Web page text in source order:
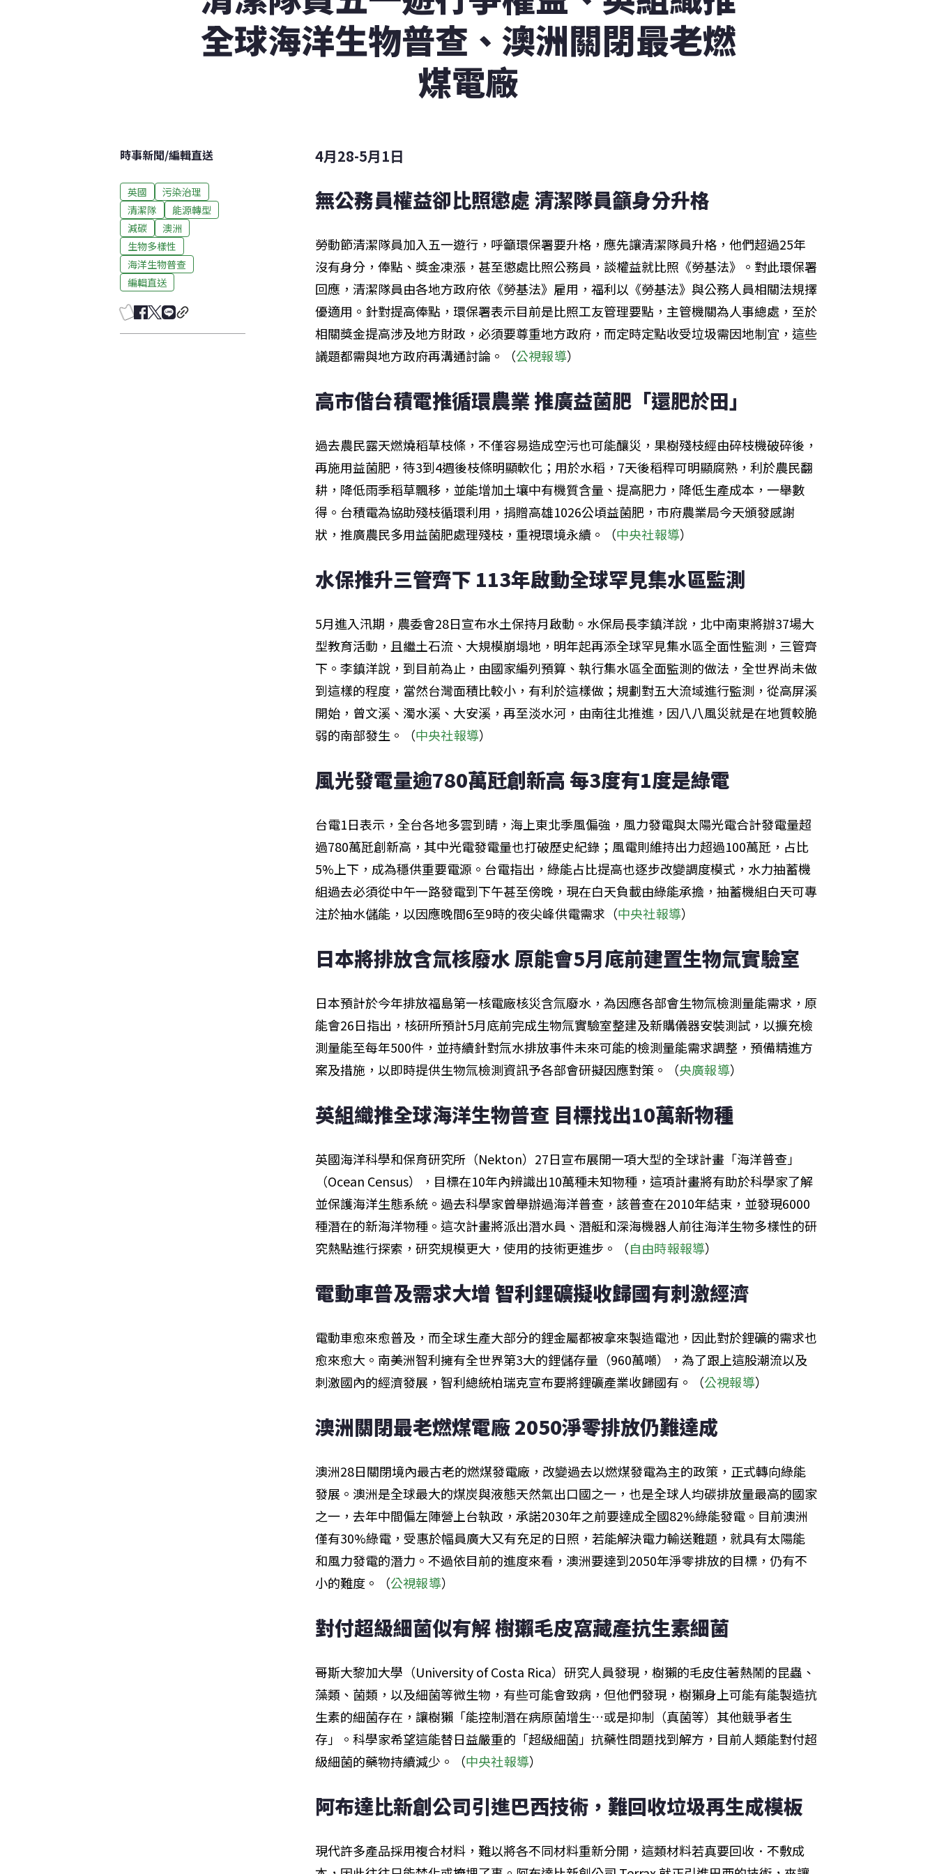
全球海洋生物普查、澳洲關閉最老燃
煤電廠
時事新聞/編輯直送
英國
污染治理
清潔隊
能源轉型
減碳
澳洲
生物多樣性
海洋生物普查
編輯直送
4月28-5月1日
無公務員權益卻比照懲處 清潔隊員籲身分升格
勞動節清潔隊員加入五一遊行，呼籲環保署要升格，應先讓清潔隊員升格，他們超過25年
沒有身分，俸點、獎金凍漲，甚至懲處比照公務員，談權益就比照《勞基法》。對此環保署
回應，清潔隊員由各地方政府依《勞基法》雇用，福利以《勞基法》與公務人員相關法規擇
優適用。針對提高俸點，環保署表示目前是比照工友管理要點，主管機關為人事總處，至於
相關獎金提高涉及地方財政，必須要尊重地方政府，而定時定點收受垃圾需因地制宜，這些
議題都需與地方政府再溝通討論。（公視報導）
高市偕台積電推循環農業 推廣益菌肥「還肥於田」
過去農民露天燃燒稻草枝條，不僅容易造成空污也可能釀災，果樹殘枝經由碎枝機破碎後，
再施用益菌肥，待3到4週後枝條明顯軟化；用於水稻，7天後稻稈可明顯腐熟，利於農民翻
耕，降低雨季稻草飄移，並能增加土壤中有機質含量、提高肥力，降低生產成本，一舉數
得。台積電為協助殘枝循環利用，捐贈高雄1026公頃益菌肥，市府農業局今天頒發感謝
狀，推廣農民多用益菌肥處理殘枝，重視環境永續。（中央社報導）
水保推升三管齊下 113年啟動全球罕見集水區監測
5月進入汛期，農委會28日宣布水土保持月啟動。水保局長李鎮洋說，北中南東將辦37場大
型教育活動，且繼土石流、大規模崩塌地，明年起再添全球罕見集水區全面性監測，三管齊
下。李鎮洋說，到目前為止，由國家編列預算、執行集水區全面監測的做法，全世界尚未做
到這樣的程度，當然台灣面積比較小，有利於這樣做；規劃對五大流域進行監測，從高屏溪
開始，曾文溪、濁水溪、大安溪，再至淡水河，由南往北推進，因八八風災就是在地質較脆
弱的南部發生。（中央社報導）
風光發電量逾780萬瓩創新高 每3度有1度是綠電
台電1日表示，全台各地多雲到晴，海上東北季風偏強，風力發電與太陽光電合計發電量超
過780萬瓩創新高，其中光電發電量也打破歷史紀錄；風電則維持出力超過100萬瓩，占比
5%上下，成為穩供重要電源。台電指出，綠能占比提高也逐步改變調度模式，水力抽蓄機
組過去必須從中午一路發電到下午甚至傍晚，現在白天負載由綠能承擔，抽蓄機組白天可專
注於抽水儲能，以因應晚間6至9時的夜尖峰供電需求（中央社報導）
日本將排放含氚核廢水 原能會5月底前建置生物氚實驗室
日本預計於今年排放福島第一核電廠核災含氚廢水，為因應各部會生物氚檢測量能需求，原
能會26日指出，核研所預計5月底前完成生物氚實驗室整建及新購儀器安裝測試，以擴充檢
測量能至每年500件，並持續針對氚水排放事件未來可能的檢測量能需求調整，預備精進方
案及措施，以即時提供生物氚檢測資訊予各部會研擬因應對策。（央廣報導）
英組織推全球海洋生物普查 目標找出10萬新物種
英國海洋科學和保育研究所（Nekton）27日宣布展開一項大型的全球計畫「海洋普查」
（Ocean Census），目標在10年內辨識出10萬種未知物種，這項計畫將有助於科學家了解
並保護海洋生態系統。過去科學家曾舉辦過海洋普查，該普查在2010年結束，並發現6000
種潛在的新海洋物種。這次計畫將派出潛水員、潛艇和深海機器人前往海洋生物多樣性的研
究熱點進行探索，研究規模更大，使用的技術更進步。（自由時報報導）
電動車普及需求大增 智利鋰礦擬收歸國有刺激經濟
電動車愈來愈普及，而全球生產大部分的鋰金屬都被拿來製造電池，因此對於鋰礦的需求也
愈來愈大。南美洲智利擁有全世界第3大的鋰儲存量（960萬噸），為了跟上這股潮流以及
刺激國內的經濟發展，智利總統柏瑞克宣布要將鋰礦產業收歸國有。（公視報導）
澳洲關閉最老燃煤電廠 2050淨零排放仍難達成
澳洲28日關閉境內最古老的燃煤發電廠，改變過去以燃煤發電為主的政策，正式轉向綠能
發展。澳洲是全球最大的煤炭與液態天然氣出口國之一，也是全球人均碳排放量最高的國家
之一，去年中間偏左陣營上台執政，承諾2030年之前要達成全國82%綠能發電。目前澳洲
僅有30%綠電，受惠於幅員廣大又有充足的日照，若能解決電力輸送難題，就具有太陽能
和風力發電的潛力。不過依目前的進度來看，澳洲要達到2050年淨零排放的目標，仍有不
小的難度。（公視報導）
對付超級細菌似有解 樹獺毛皮窩藏產抗生素細菌
哥斯大黎加大學（University of Costa Rica）研究人員發現，樹獺的毛皮住著熱鬧的昆蟲、
藻類、菌類，以及細菌等微生物，有些可能會致病，但他們發現，樹獺身上可能有能製造抗
生素的細菌存在，讓樹獺「能控制潛在病原菌增生…或是抑制（真菌等）其他競爭者生
存」。科學家希望這能替日益嚴重的「超級細菌」抗藥性問題找到解方，目前人類能對付超
級細菌的藥物持續減少。（中央社報導）
阿布達比新創公司引進巴西技術，難回收垃圾再生成模板
現代許多產品採用複合材料，難以將各不同材料重新分開，這類材料若真要回收．不敷成